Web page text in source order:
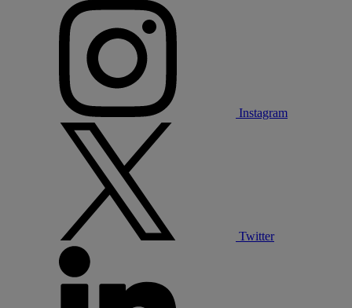
Instagram
Twitter